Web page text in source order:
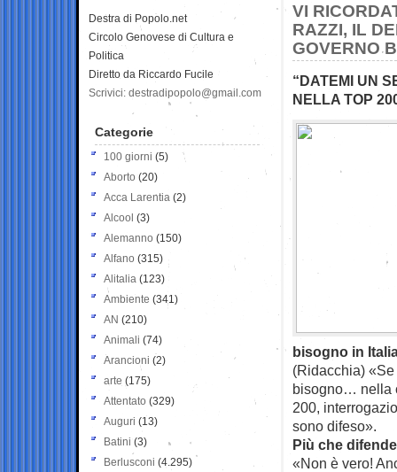
VI
RAZZI, IL
GOVERNO
“DATEMI UN
NELLA TOP
bisogno in
(Ridacchia)
bisogno… nella
200,
sono difeso».
Più che
«Non è vero!
Destra di Popolo.net
Circolo Genovese di Cultura e
Politica
Diretto da Riccardo Fucile
Scrivici: destradipopolo@gmail.com
Categorie
100 giorni (5)
Aborto (20)
Acca Larentia (2)
Alcool (3)
Alemanno (150)
Alfano (315)
Alitalia (123)
Ambiente (341)
AN (210)
Animali (74)
Arancioni (2)
arte (175)
Attentato (329)
Auguri (13)
Batini (3)
Berlusconi (4.295)